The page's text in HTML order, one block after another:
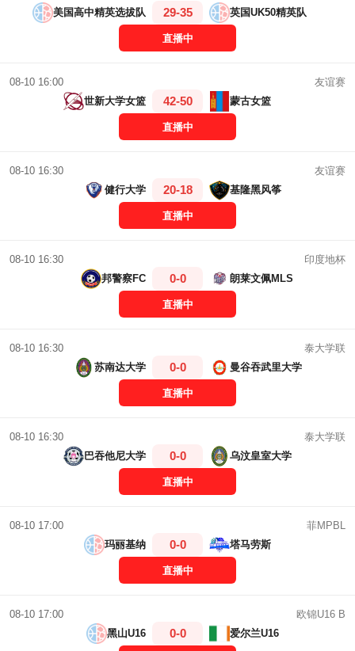
美国高中精英选拔队
29-35 英国UK50精英队
直播中
08-10 16:00
友谊赛
世新大学女篮
42-50 蒙古女篮
直播中
08-10 16:30
友谊赛
健行大学
20-18 基隆黑风筝
直播中
08-10 16:30
印度地杯
邦警察FC
0-0 朗莱文佩MLS
直播中
08-10 16:30
泰大学联
苏南达大学
0-0 曼谷吞武里大学
直播中
08-10 16:30
泰大学联
巴吞他尼大学
0-0 乌汶皇室大学
直播中
08-10 17:00
菲MPBL
玛丽基纳
0-0 塔马劳斯
直播中
08-10 17:00
欧锦U16 B
黑山U16
0-0 爱尔兰U16